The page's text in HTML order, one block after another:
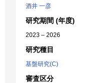
酒井 一彦
研究期間 (年度)
2023 – 2026
研究種目
基盤研究(C)
審査区分